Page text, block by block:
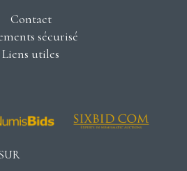
Contact
sécurisé
Liens utiles